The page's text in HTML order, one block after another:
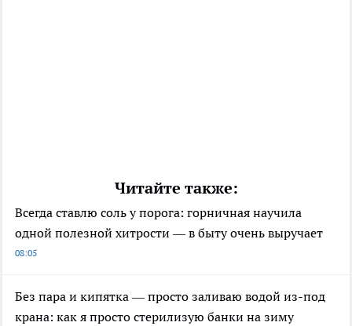
Читайте также:
Всегда ставлю соль у порога: горничная научила
одной полезной хитрости — в быту очень выручает
08:05
Без пара и кипятка — просто заливаю водой из-под
крана: как я просто стерилизую банки на зиму